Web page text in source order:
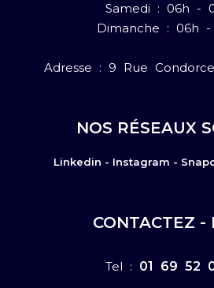
Samedi : 06h -
Dimanche : 06h -
Adresse : 9 Rue
NOS RÉSEAUX
Linkedin - Instagram -
CONTACTEZ -
Tel : 01 69 52